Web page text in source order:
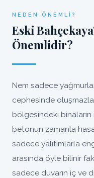
NEDEN ÖNEMLI?
Eski
Önemlidir?
Nem sadece
cephesinde
bölgesindeki
betonun zamanla
sadece yalıtımlarla
arasında öyle bilinir
sadece duvarın iç ve